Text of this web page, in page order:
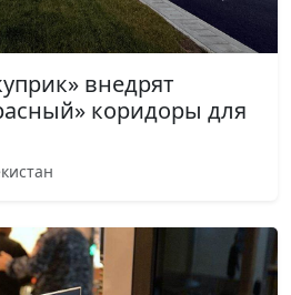
внедрят
коридоры для